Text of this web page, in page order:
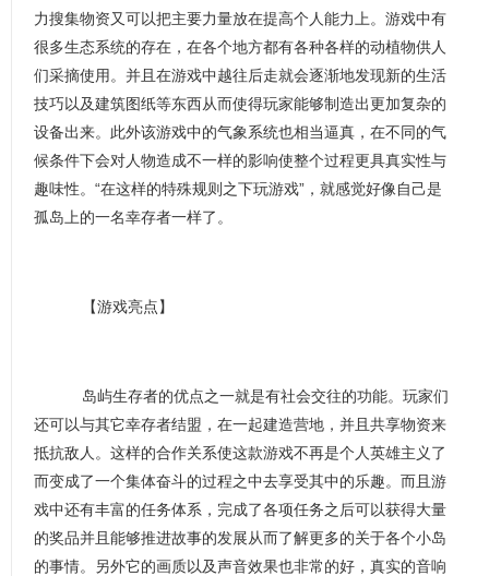
力搜集物资又可以把主要力量放在提高个人能力上。游戏中有
很多生态系统的存在，在各个地方都有各种各样的动植物供人
们采摘使用。并且在游戏中越往后走就会逐渐地发现新的生活
技巧以及建筑图纸等东西从而使得玩家能够制造出更加复杂的
设备出来。此外该游戏中的气象系统也相当逼真，在不同的气
候条件下会对人物造成不一样的影响使整个过程更具真实性与
趣味性。“在这样的特殊规则之下玩游戏”，就感觉好像自己是
孤岛上的一名幸存者一样了。
【游戏亮点】
岛屿生存者的优点之一就是有社会交往的功能。玩家们
还可以与其它幸存者结盟，在一起建造营地，并且共享物资来
抵抗敌人。这样的合作关系使这款游戏不再是个人英雄主义了
而变成了一个集体奋斗的过程之中去享受其中的乐趣。而且游
戏中还有丰富的任务体系，完成了各项任务之后可以获得大量
的奖品并且能够推进故事的发展从而了解更多的关于各个小岛
的事情。另外它的画质以及声音效果也非常的好，真实的音响